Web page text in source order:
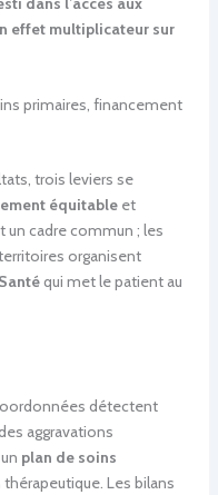
effet multiplicateur sur
primaires, financement
trois leviers se
équitableet
un cadre commun ; les
organisent
qui met le patient au
détectent
aggravations
plan de soins
Les bilans